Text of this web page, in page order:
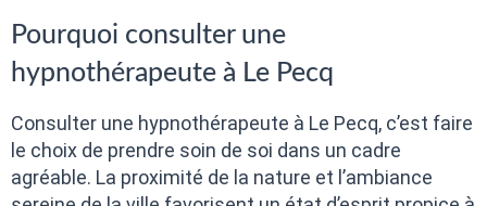
Pourquoi consulter une
hypnothérapeute à Le Pecq
Consulter une hypnothérapeute à Le Pecq, c’est faire
le choix de prendre soin de soi dans un cadre
agréable. La proximité de la nature et l’ambiance